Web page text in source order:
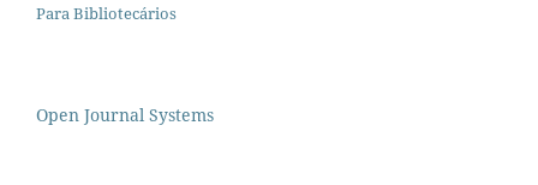
Para Bibliotecários
Open Journal Systems